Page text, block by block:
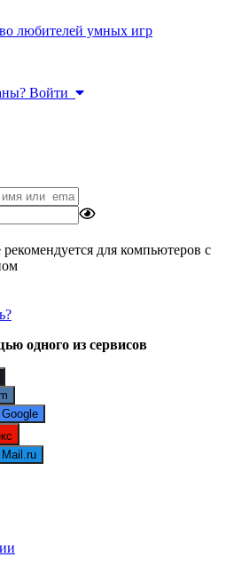
любителей умных игр
Войти
для компьютеров с
одного из сервисов